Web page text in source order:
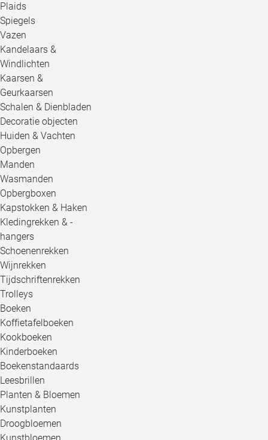
Plaids
Spiegels
Vazen
Kandelaars &
Windlichten
Kaarsen &
Geurkaarsen
Schalen & Dienbladen
Decoratie objecten
Huiden & Vachten
Opbergen
Manden
Wasmanden
Opbergboxen
Kapstokken & Haken
Kledingrekken & -
hangers
Schoenenrekken
Wijnrekken
Tijdschriftenrekken
Trolleys
Boeken
Koffietafelboeken
Kookboeken
Kinderboeken
Boekenstandaards
Leesbrillen
Planten & Bloemen
Kunstplanten
Droogbloemen